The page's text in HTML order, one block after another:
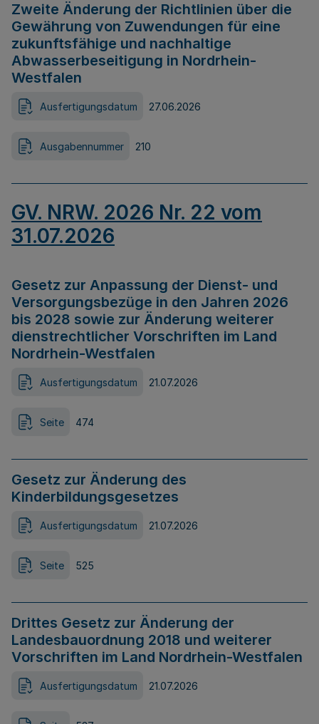
Zweite Änderung der Richtlinien über die
Gewährung von Zuwendungen für eine
zukunftsfähige und nachhaltige
Abwasserbeseitigung in Nordrhein-
Westfalen
Ausfertigungsdatum 27.06.2026
Ausgabennummer 210
GV. NRW. 2026 Nr. 22 vom
31.07.2026
Gesetz zur Anpassung der Dienst- und
Versorgungsbezüge in den Jahren 2026
bis 2028 sowie zur Änderung weiterer
dienstrechtlicher Vorschriften im Land
Nordrhein-Westfalen
Ausfertigungsdatum 21.07.2026
Seite 474
Gesetz zur Änderung des
Kinderbildungsgesetzes
Ausfertigungsdatum 21.07.2026
Seite 525
Drittes Gesetz zur Änderung der
Landesbauordnung 2018 und weiterer
Vorschriften im Land Nordrhein-Westfalen
Ausfertigungsdatum 21.07.2026